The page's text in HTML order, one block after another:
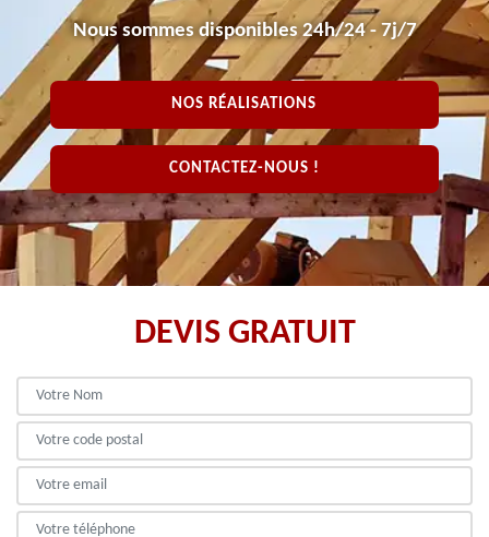
Nous sommes disponibles 24h/24 - 7j/7
NOS RÉALISATIONS
CONTACTEZ-NOUS !
DEVIS GRATUIT